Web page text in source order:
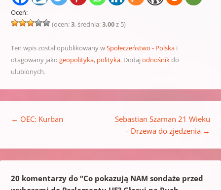
Oceń:
(ocen:3, średnia:3,00z 5)
Ten wpis został opublikowany wSpołeczeństwo - Polskai
otagowany jako geopolityka, polityka. Dodaj odnośnikdo
ulubionych.
← OEC: Kurban
Sebastian Szaman 21 Wieku
– Drzewa do zjedzenia →
20 komentarzy do “Co pokazują NAM sondaże przed